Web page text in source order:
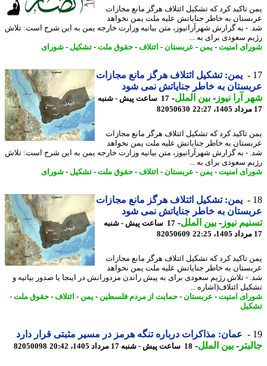
تاکید کرد که تشکیل ائتلاف هرگز مانع مجازات
به خاطر جنایاتش علیه ملت یمن نخواهد
- به گزارش شهرآرانیوز، متن بیانیه وزارت خارجه یمن به این شرح است: تلاش
سعودی برای به ...
امنیت-یمن -عربستان-ائتلاف-حقوق ملت -تشکیل-شورای
یمن: تشکیل ائتلاف هرگز مانع مجازات
به خاطر جنایاتش نمی شود
آرا نیوز-بین الملل-
17 ساعت پیش - شنبه
82050630
تاکید کرد که تشکیل ائتلاف هرگز مانع مجازات
به خاطر جنایاتش علیه ملت یمن نخواهد
- به گزارش شهرآرانیوز، متن بیانیه وزارت خارجه یمن به این شرح است: تلاش
سعودی برای به ...
امنیت-یمن -عربستان-ائتلاف-حقوق ملت -تشکیل-شورای
یمن: تشکیل ائتلاف هرگز مانع مجازات
به خاطر جنایاتش نمی شود
نیوز-بین الملل-
17 ساعت پیش - شنبه
82050609
تاکید کرد که تشکیل ائتلاف هرگز مانع مجازات
به خاطر جنایاتش علیه ملت یمن نخواهد
- تلاش رژیم سعودی برای به پیش راندن مزدورانش در اینجا یا صدور بیانیه و
ائتلاف(اشاره ...
امنیت-عربستان-حمایت از مردم فلسطین-یمن -ائتلاف-حقوق ملت -
عمان: مذاکرات درباره تنگه هرمز در مسیر مثبتی قرار دارد
-بین الملل-18 ساعت پیش - شنبه 17 مرداد 1405، 20:42 82050098